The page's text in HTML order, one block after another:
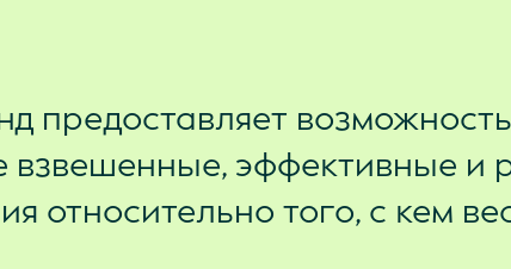
предоставляет
взвешенные, эффективные и
относительно того, с кем